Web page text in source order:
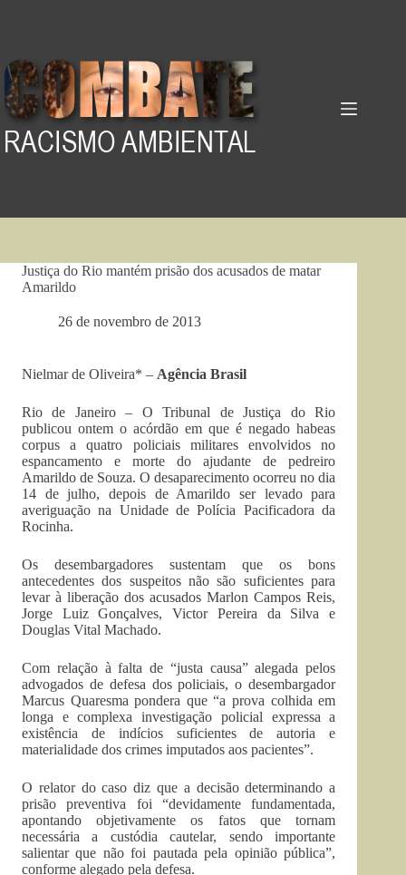
Justiça do Rio mantém prisão dos acusados de matar
Amarildo
26 de novembro de 2013
Nielmar de Oliveira* – Agência Brasil
Rio de Janeiro – O Tribunal de Justiça do Rio
publicou ontem o acórdão em que é negado habeas
corpus a quatro policiais militares envolvidos no
espancamento e morte do ajudante de pedreiro
Amarildo de Souza. O desaparecimento ocorreu no dia
14 de julho, depois de Amarildo ser levado para
averiguação na Unidade de Polícia Pacificadora da
Rocinha.
Os desembargadores sustentam que os bons
antecedentes dos suspeitos não são suficientes para
levar à liberação dos acusados Marlon Campos Reis,
Jorge Luiz Gonçalves, Victor Pereira da Silva e
Douglas Vital Machado.
Com relação à falta de “justa causa” alegada pelos
advogados de defesa dos policiais, o desembargador
Marcus Quaresma pondera que “a prova colhida em
longa e complexa investigação policial expressa a
existência de indícios suficientes de autoria e
materialidade dos crimes imputados aos pacientes”.
O relator do caso diz que a decisão determinando a
prisão preventiva foi “devidamente fundamentada,
apontando objetivamente os fatos que tornam
necessária a custódia cautelar, sendo importante
salientar que não foi pautada pela opinião pública”,
conforme alegado pela defesa.